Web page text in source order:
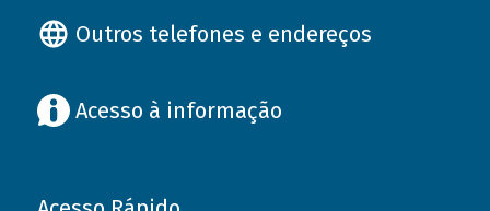
Outros telefones e endereços
Acesso à informação